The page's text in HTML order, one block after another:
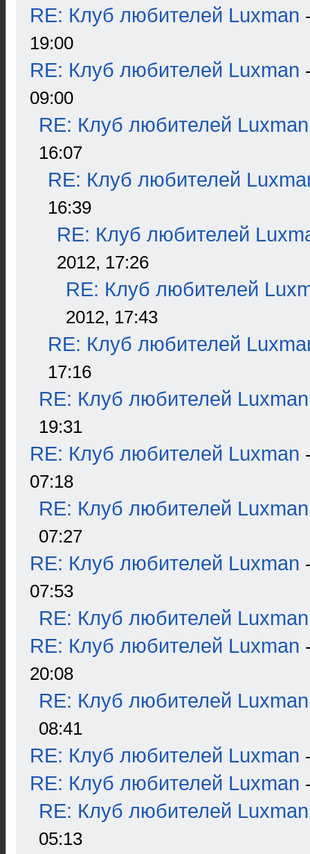
RE: Клуб любителей Luxman
19:00
RE: Клуб любителей Luxman
09:00
RE: Клуб любителей Luxman
16:07
RE: Клуб любителей
16:39
RE: Клуб любителей
2012, 17:26
RE: Клуб любителей
2012, 17:43
RE: Клуб любителей
17:16
RE: Клуб любителей Luxman
19:31
RE: Клуб любителей Luxman
07:18
RE: Клуб любителей Luxman
07:27
RE: Клуб любителей Luxman
07:53
RE: Клуб любителей Luxman
RE: Клуб любителей Luxman
20:08
RE: Клуб любителей Luxman
08:41
RE: Клуб любителей Luxman
RE: Клуб любителей Luxman
RE: Клуб любителей Luxman
05:13